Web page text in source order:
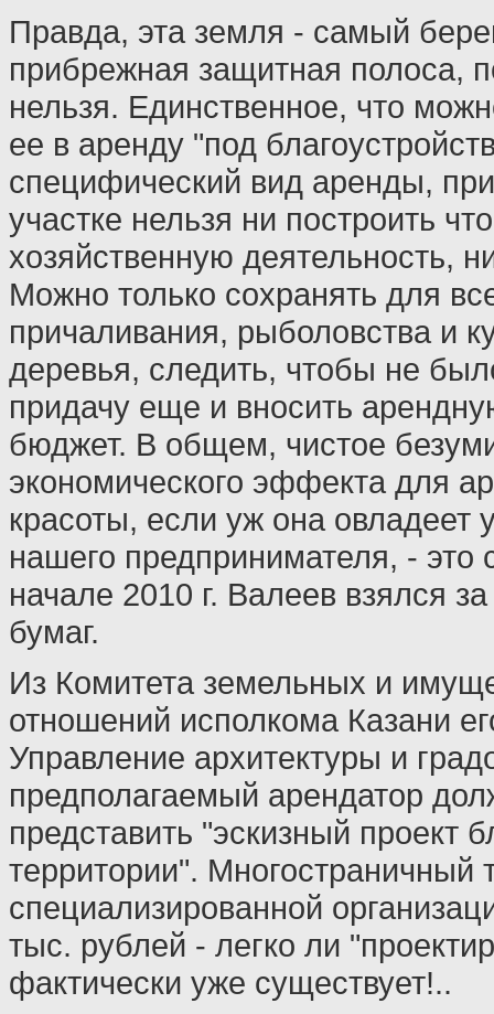
Правда, эта земля - самый
прибрежная защитная полоса,
нельзя. Единственное, что
ее в аренду "под
специфический вид аренды,
участке нельзя ни построить
хозяйственную деятельность,
Можно только сохранять для
причаливания, рыболовства и
деревья, следить, чтобы не
придачу еще и вносить
бюджет. В общем, чистое
экономического эффекта для
красоты, если уж она овладеет
нашего предпринимателя, - это
начале 2010 г. Валеев взялся
бумаг.
Из Комитета земельных и
отношений исполкома Казани
Управление архитектуры и
предполагаемый арендатор
представить "эскизный проект
территории". Многостраничный
специализированной
тыс. рублей - легко ли
фактически уже существует!..